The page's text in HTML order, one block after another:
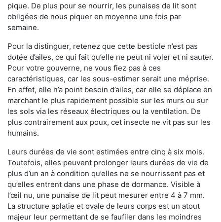
pique. De plus pour se nourrir, les punaises de lit sont
obligées de nous piquer en moyenne une fois par
semaine.
Pour la distinguer, retenez que cette bestiole n’est pas
dotée d’ailes, ce qui fait qu’elle ne peut ni voler et ni sauter.
Pour votre gouverne, ne vous fiez pas à ces
caractéristiques, car les sous-estimer serait une méprise.
En effet, elle n’a point besoin d’ailes, car elle se déplace en
marchant le plus rapidement possible sur les murs ou sur
les sols via les réseaux électriques ou la ventilation. De
plus contrairement aux poux, cet insecte ne vit pas sur les
humains.
Leurs durées de vie sont estimées entre cinq à six mois.
Toutefois, elles peuvent prolonger leurs durées de vie de
plus d’un an à condition qu’elles ne se nourrissent pas et
qu’elles entrent dans une phase de dormance. Visible à
l’œil nu, une punaise de lit peut mesurer entre 4 à 7 mm.
La structure aplatie et ovale de leurs corps est un atout
majeur leur permettant de se faufiler dans les moindres